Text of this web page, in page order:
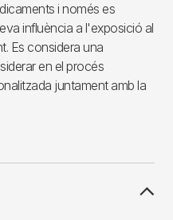
i només es
influència a l'exposició al
Es considera una
en el procés
juntament amb la